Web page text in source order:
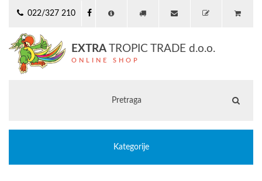
022/327 210
EXTRA TROPIC TRADE d.o.o.
ONLINE SHOP
Kategorije